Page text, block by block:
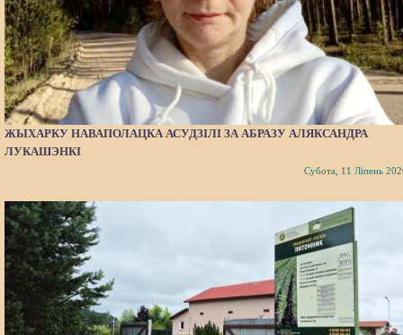
ЖЫХАРКУ НАВАПОЛАЦКА АСУДЗІЛІ ЗА АБРАЗУ АЛЯКСАНДРА
ЛУКАШЭНКІ
Субота, 11 Ліпень